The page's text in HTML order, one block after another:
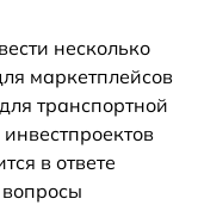
несколько
маркетплейсов
транспортной
в ответе